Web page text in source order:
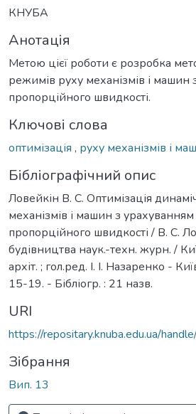
КНУБА
Анотація
Метою цієї роботи є розробка
режимів руху механізмів і машин
пропорційного швидкості.
Ключові слова
оптимізація , руху механізмів і
Бібліографічний опис
Ловейкін В. С. Оптимізація
механізмів і машин з
пропорційного швидкості / В. С.
будівництва наук.-техн. журн. /
архіт. ; гол.ред. І. І. Назаренко -
15-19. - Бібліогр. : 21 назв.
URI
https://repositary.knuba.edu.ua/
Зібрання
Вип. 13